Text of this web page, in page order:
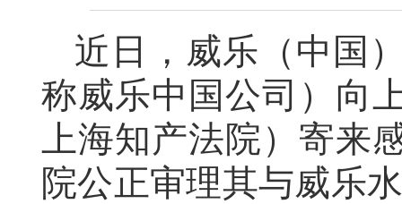
近日，威乐（中国
称威乐中国公司）向
上海知产法院）寄来
院公正审理其与威乐